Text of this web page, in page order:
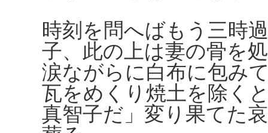
時刻を問へばもう三時
子、此の上は妻の骨を
涙ながらに白布に包み
瓦をめくり焼土を除く
真智子だ」変り果てた